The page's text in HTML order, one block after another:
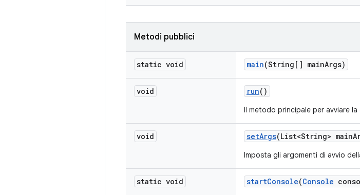
Metodi pubblici
static void main(String[] mainArgs)
void run()
Il metodo principale per avviare la
void setArgs(List<String> main
Imposta gli argomenti di avvio
static void startConsole(Console